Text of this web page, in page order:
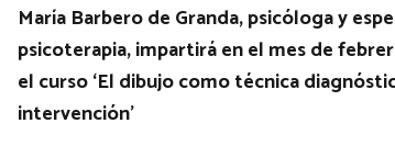
María Barbero de Granda, psicóloga y
psicoterapia, impartirá en el mes de
el curso ‘El dibujo como técnica
intervención’